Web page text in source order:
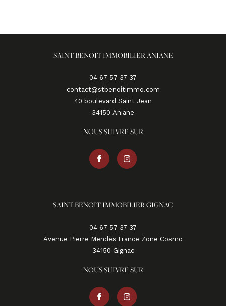
SAINT BENOIT IMMOBILIER ANIANE
04 67 57 37 37
contact@stbenoitimmo.com
40 boulevard Saint Jean
34150
aniane
NOUS SUIVRE SUR
SAINT BENOIT IMMOBILIER GIGNAC
04 67 57 37 37
Avenue Pierre Mendès France Zone Cosmo
34150
gignac
NOUS SUIVRE SUR